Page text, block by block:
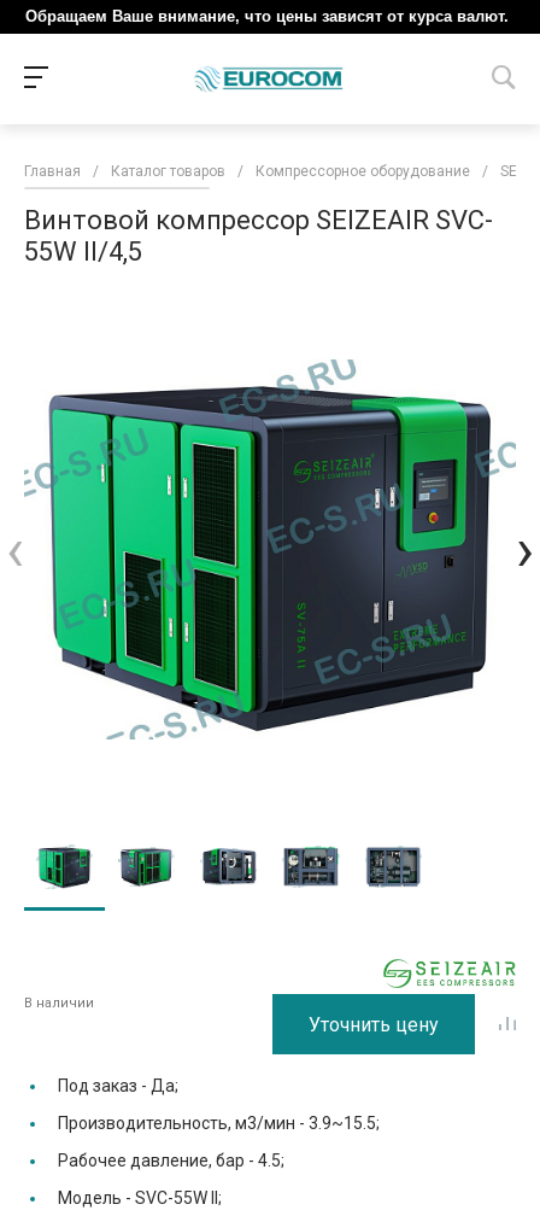
Обращаем Ваше внимание, что цены зависят от курса валют.
Главная / Каталог товаров / Компрессорное оборудование /
Винтовой компрессор SEIZEAIR SVC-
55W II/4,5
‹ ›
В наличии
Уточнить цену
Под заказ - Да;
Производительность, м3/мин - 3.9~15.5;
Рабочее давление, бар - 4.5;
Модель - SVC-55W II;